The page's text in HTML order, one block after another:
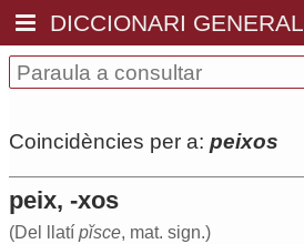
DICCIONARI GENERAL
Coincidències per a: peixos
peix, -xos
(Del llatí pĭsce, mat. sign.)